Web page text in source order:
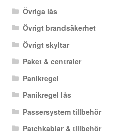
Övriga lås
Övrigt brandsäkerhet
Övrigt skyltar
Paket & centraler
Panikregel
Panikregel lås
Passersystem tillbehör
Patchkablar & tillbehör